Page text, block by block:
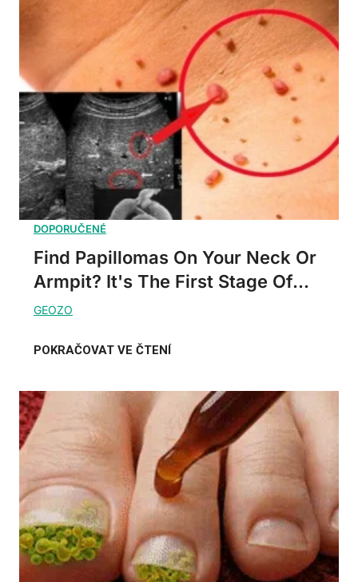
Find Papillomas On Your Neck Or
Armpit? It's The First Stage Of...